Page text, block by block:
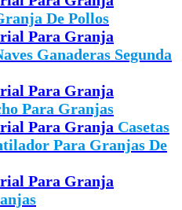
De Pollos
Ganaderas Segunda
Para Granjas
Casetas
Para Granjas De